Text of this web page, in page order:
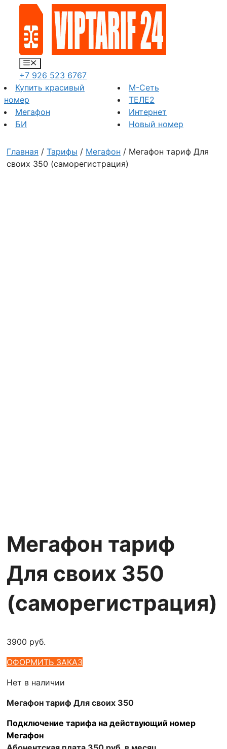
содержимому
Меню
+7 926 523 6767
Купить красивый
номер
Мегафон
БИ
М-Сеть
ТЕЛЕ2
Интернет
Новый номер
Главная / Тарифы / Мегафон / Мегафон тариф Для
своих 350 (саморегистрация)
Мегафон тариф
Для своих 350
(саморегистрация)
3900 руб.
ОФОРМИТЬ ЗАКАЗ
Нет в наличии
Мегафон тариф Для своих 350
Подключение тарифа на действующий номер
Мегафон